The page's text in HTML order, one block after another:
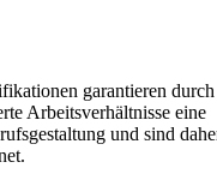
garantieren
Arbeitsverhältnisse eine
und sind